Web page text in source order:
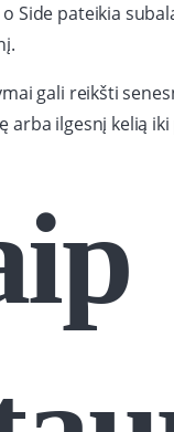
Side pateikia
gali reikšti
arba ilgesnį kelią